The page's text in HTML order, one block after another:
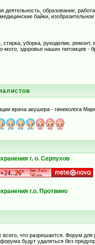
деятельность, образование,
байки,
стирка, уборка, рукоделие,
мото, здоровье наших питомцев -
врача акушера - гинеколога
г. о. Серпухов
г.о. Протвино
всего, что разрешается. Форум
будут удаляться без